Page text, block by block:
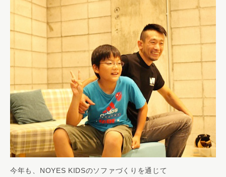
今年も、NOYES KIDSのソファづくりを通じて